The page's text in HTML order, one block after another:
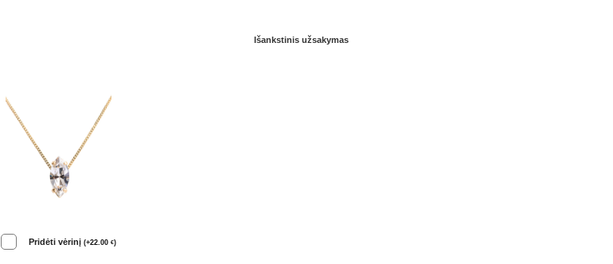
Išankstinis užsakymas
Pridėti vėrinį (+22.00 €)